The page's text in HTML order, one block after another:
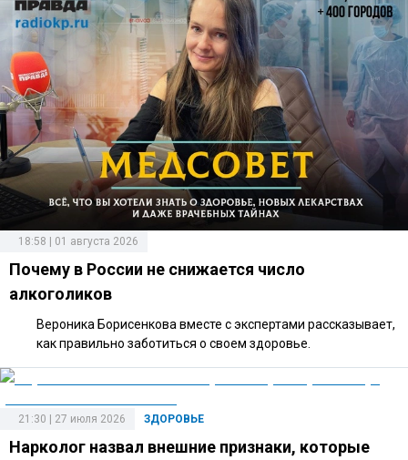
18:58 | 01 августа 2026
Почему в России не снижается число
алкоголиков
Вероника Борисенкова вместе с экспертами рассказывает,
как правильно заботиться о своем здоровье.
ЗДОРОВЬЕ
21:30 | 27 июля 2026
Нарколог назвал внешние признаки, которые